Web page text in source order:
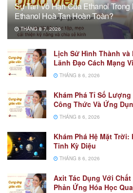
Sự Tan Vô Hạn Của Ethanol
Ethanol Hoà Tan Hoàn Toàn?
THÁNG 8 7, 2026
Lịch Sử Hình Thành
Lãnh Đạo Cách Mạng
THÁNG 8 6, 2026
Khám Phá Tỉ Số
Công Thức Và Ứng
THÁNG 8 6, 2026
Khám Phá Hệ Mặt
Tinh Kỳ Diệu
THÁNG 8 6, 2026
Axit Tác Dụng Với
Phản Ứng Hóa Học